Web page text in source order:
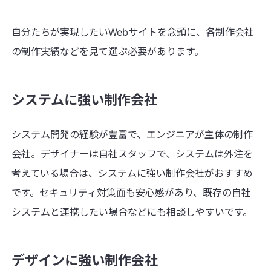
自分たちが実現したいWebサイトを念頭に、各制作会社
の制作実績などを見て選ぶ必要があります。
システムに強い制作会社
システム開発の経験が豊富で、エンジニアが主体の制作
会社。デザイナーは自社スタッフで、システムは外注を
考えている場合は、システムに強い制作会社がおすすめ
です。セキュリティ対策面も安心感があり、既存の自社
システムと連携したい場合などにも相談しやすいです。
デザインに強い制作会社